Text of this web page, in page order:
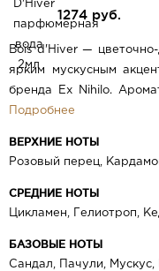
1274 руб.
Bois d'Hiver —
ярким мускусным
бренда Ex Nihilo.
Подробнее
ВЕРХНИЕ НОТЫ
Розовый перец,
СРЕДНИЕ НОТЫ
Цикламен, Гелиотроп,
БАЗОВЫЕ НОТЫ
Сандал, Пачули, Мускус,